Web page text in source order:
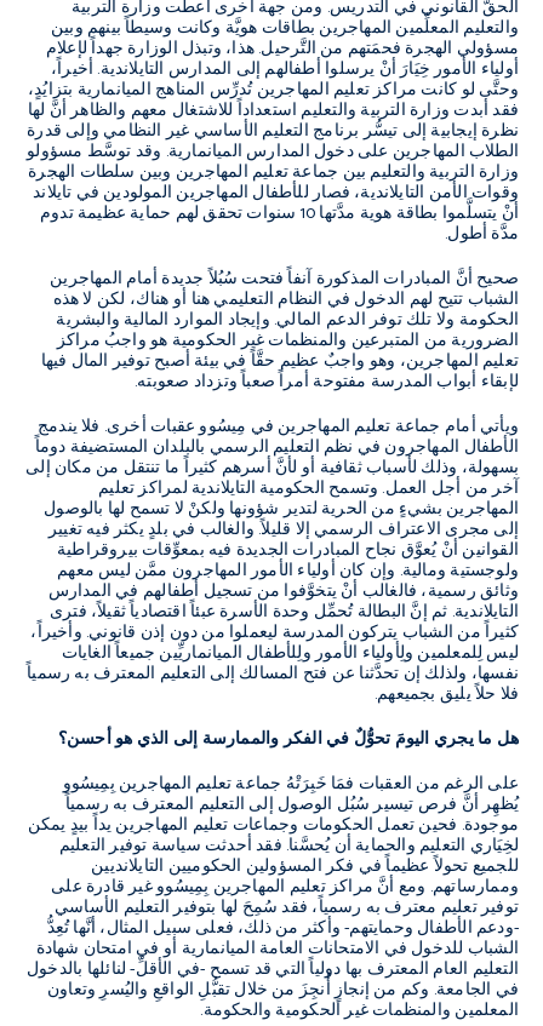
الحقَّ القانوني في التدريس. ومن جهة أخرى أعطت وزارة التربية
والتعليم المعلِّمين المهاجرين بطاقات هويَّة وكانت وسيطاً بينهم وبين
مسؤولي الهجرة فحمَتهم من التَّرحيل. هذا، وتبذل الوزارة جهداً لإعلام
أولياء الأمور خِيَارَ أنْ يرسلوا أطفالهم إلى المدارس التايلاندية. أخيراً،
وحتَّى لو كانت مراكز تعليم المهاجرين تُدرِّس المناهج الميانمارية بتزايُدٍ،
فقد أبدت وزارة التربية والتعليم استعداداً للاشتغال معهم والظاهر أنَّ لها
نظرة إيجابية إلى تيسُّر برنامج التعليم الأساسي غير النظامي وإلى قدرة
الطلاب المهاجرين على دخول المدارس الميانمارية. وقد توسَّط مسؤولو
وزارة التربية والتعليم بين جماعة تعليم المهاجرين وبين سلطات الهجرة
وقوات الأمن التايلاندية، فصار للأطفال المهاجرين المولودين في تايلاند
أنْ يتسلَّموا بطاقة هوية مدَّتها 10 سنوات تحقق لهم حماية عظيمة تدوم
مدَّة أطول.
صحيح أنَّ المبادرات المذكورة آنفاً فتحت سُبُلاً جديدة أمام المهاجرين
الشباب تتيح لهم الدخول في النظام التعليمي هنا أو هناك، لكن لا هذه
الحكومة ولا تلك توفر الدعم المالي. وإيجاد الموارد المالية والبشرية
الضرورية من المتبرعين والمنظمات غير الحكومية هو واجبُ مراكز
تعليم المهاجرين، وهو واجبٌ عظيم حقَّاً في بيئة أصبح توفير المال فيها
لإبقاء أبواب المدرسة مفتوحة أمراً صعباً وتزداد صعوبته.
ويأتي أمام جماعة تعليم المهاجرين في مِيسُوو عقبات أخرى. فلا يندمج
الأطفال المهاجرون في نظم التعليم الرسمي بالبلدان المستضيفة دوماً
بسهولة، وذلك لأسباب ثقافية أو لأنَّ أسرهم كثيراً ما تنتقل من مكان إلى
آخر من أجل العمل. وتسمح الحكومية التايلاندية لمراكز تعليم
المهاجرين بشيءٍ من الحرية لتدير شؤونها ولكنْ لا تسمح لها بالوصول
إلى مجرى الاعتراف الرسمي إلا قليلاً. والغالب في بلدٍ يكثر فيه تغيير
القوانين أنْ يُعوَّق نجاح المبادرات الجديدة فيه بمعوِّقات بيروقراطية
ولوجستية ومالية. وإن كان أولياء الأمور المهاجرون ممَّن ليس معهم
وثائق رسمية، فالغالب أنْ يتخوَّفوا من تسجيل أطفالهم في المدارس
التايلاندية. ثم إنَّ البطالة تُحمِّل وحدة الأسرة عبئاً اقتصادياً ثقيلاً، فترى
كثيراً من الشباب يتركون المدرسة ليعملوا من دون إذن قانوني. وأخيراً،
ليس لِلمعلمين ولِأولياء الأمور ولِلأطفال الميانماريِّين جميعاً الغايات
نفسها، ولذلك إن تحدَّثنا عن فتح المسالك إلى التعليم المعترف به رسمياً
فلا حلاً يليق بجميعهم.
هل ما يجري اليومَ تحوُّلٌ في الفكر والممارسة إلى الذي هو أحسن؟
على الرغم من العقبات فمَا خَبِرَتْهُ جماعة تعليم المهاجرين بِمِيسُوو
يُظهِر أنَّ فرص تيسير سُبُل الوصول إلى التعليم المعترف به رسمياً
موجودة. فحين تعمل الحكومات وجماعات تعليم المهاجرين يداً بيدٍ يمكن
لخِيَاري التعليم والحماية أن يُحسَّنا. فقد أحدثت سياسة توفير التعليم
للجميع تحولاً عظيماً في فكر المسؤولين الحكوميين التايلانديين
وممارساتهم. ومع أنَّ مراكز تعليم المهاجرين بِمِيسُوو غير قادرة على
توفير تعليم معترف به رسمياً، فقد سُمِحَ لها بتوفير التعليم الأساسي
-ودعم الأطفال وحمايتهم- وأكثر من ذلك، فعلى سبيل المثال، أنَّها تُعِدُّ
الشباب للدخول في الامتحانات العامة الميانمارية أو في امتحان شهادة
التعليم العام المعترف بها دولياً التي قد تسمح -في الأقلِّ- لنائلها بالدخول
في الجامعة. وكم من إنجازٍ أُنجِزَ من خلال تقبُّلِ الواقعِ واليُسرِ وتعاون
المعلمين والمنظمات غير الحكومية والحكومة.